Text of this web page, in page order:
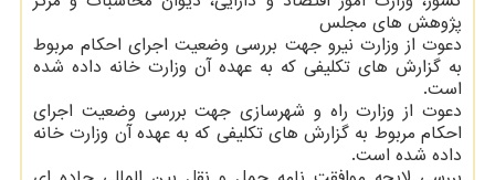
پژوهش های مجلس
دعوت از وزارت نیرو جهت بررسی وضعیت اجرای احكام مربوط
به گزارش های تكلیفی كه به عهده آن وزارت خانه داده شده
است.
دعوت از وزارت راه و شهرسازی جهت بررسی وضعیت اجرای
احكام مربوط به گزارش های تكلیفی كه به عهده آن وزارت خانه
داده شده است.